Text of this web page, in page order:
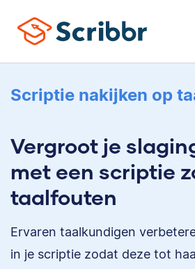
Scriptie nakijken op
Vergroot je
met een scriptie
taalfouten
Ervaren taalkundigen
in je scriptie zodat deze tot